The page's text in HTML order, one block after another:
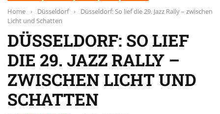
Home › Düsseldorf ›
Düsseldorf: So lief die 29. Jazz Rally – zwischen
Licht und Schatten
DÜSSELDORF: SO LIEF
DIE 29. JAZZ RALLY –
ZWISCHEN LICHT UND
SCHATTEN